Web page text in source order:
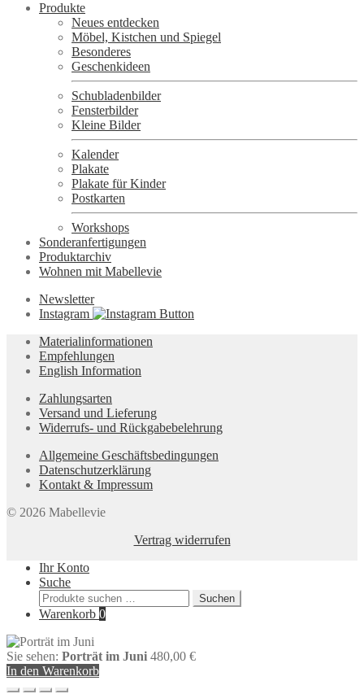
Produkte
Neues entdecken
Möbel, Kistchen und Spiegel
Besonderes
Geschenkideen
Schubladenbilder
Fensterbilder
Kleine Bilder
Kalender
Plakate
Plakate für Kinder
Postkarten
Workshops
Sonderanfertigungen
Produktarchiv
Wohnen mit Mabellevie
Newsletter
Instagram
Materialinformationen
Empfehlungen
English Information
Zahlungsarten
Versand und Lieferung
Widerrufs- und Rückgabebelehrung
Allgemeine Geschäftsbedingungen
Datenschutzerklärung
Kontakt & Impressum
© 2026 Mabellevie
Vertrag widerrufen
Ihr Konto
Suche
Suchen
nach:
Suchen
Warenkorb 0
Sie sehen: Porträt im Juni 480,00 €
In den Warenkorb